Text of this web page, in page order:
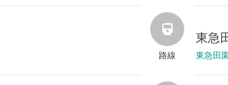
路線
東急
東急田